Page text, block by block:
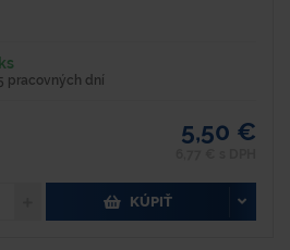
pracovných dní
5,50 €
KÚPIŤ